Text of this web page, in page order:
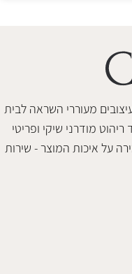
מעוררי השראה לבית
מודרני שיקי ופריטי
על איכות המוצר - שירות